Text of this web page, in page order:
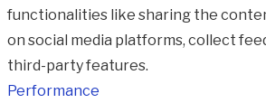
functionalities like sharing the
on social media platforms, collect
third-party features.
Performance